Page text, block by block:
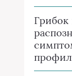
Грибок